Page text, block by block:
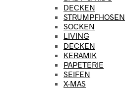
DECKEN
STRUMPFHOSEN
SOCKEN
LIVING
DECKEN
KERAMIK
PAPETERIE
SEIFEN
X-MAS